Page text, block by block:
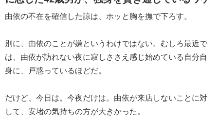
由依の不在を確信した諒は、ホッと胸を撫で下ろす。
別に、由依のことが嫌というわけではない。むしろ最近で
は、由依が訪れない夜に寂しささえ感じ始めている自分自
身に、戸惑っているほどだ。
だけど、今日は。今夜だけは。由依が来店しないことに対
して、安堵の気持ちの方が大きかった。